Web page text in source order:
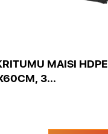
MAISI HDPE
3...